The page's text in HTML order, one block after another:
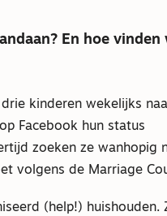
En hoe vinden
kinderen wekelijks
Facebook hun status
zoeken ze wanhopig
volgens de Marriage
(help!) huishouden.